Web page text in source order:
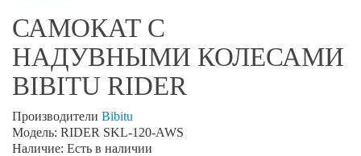
САМОКАТ С
НАДУВНЫМИ КОЛЕСАМИ
BIBITU RIDER
Производители Bibitu
Модель: RIDER SKL-120-AWS
Наличие: Есть в наличии